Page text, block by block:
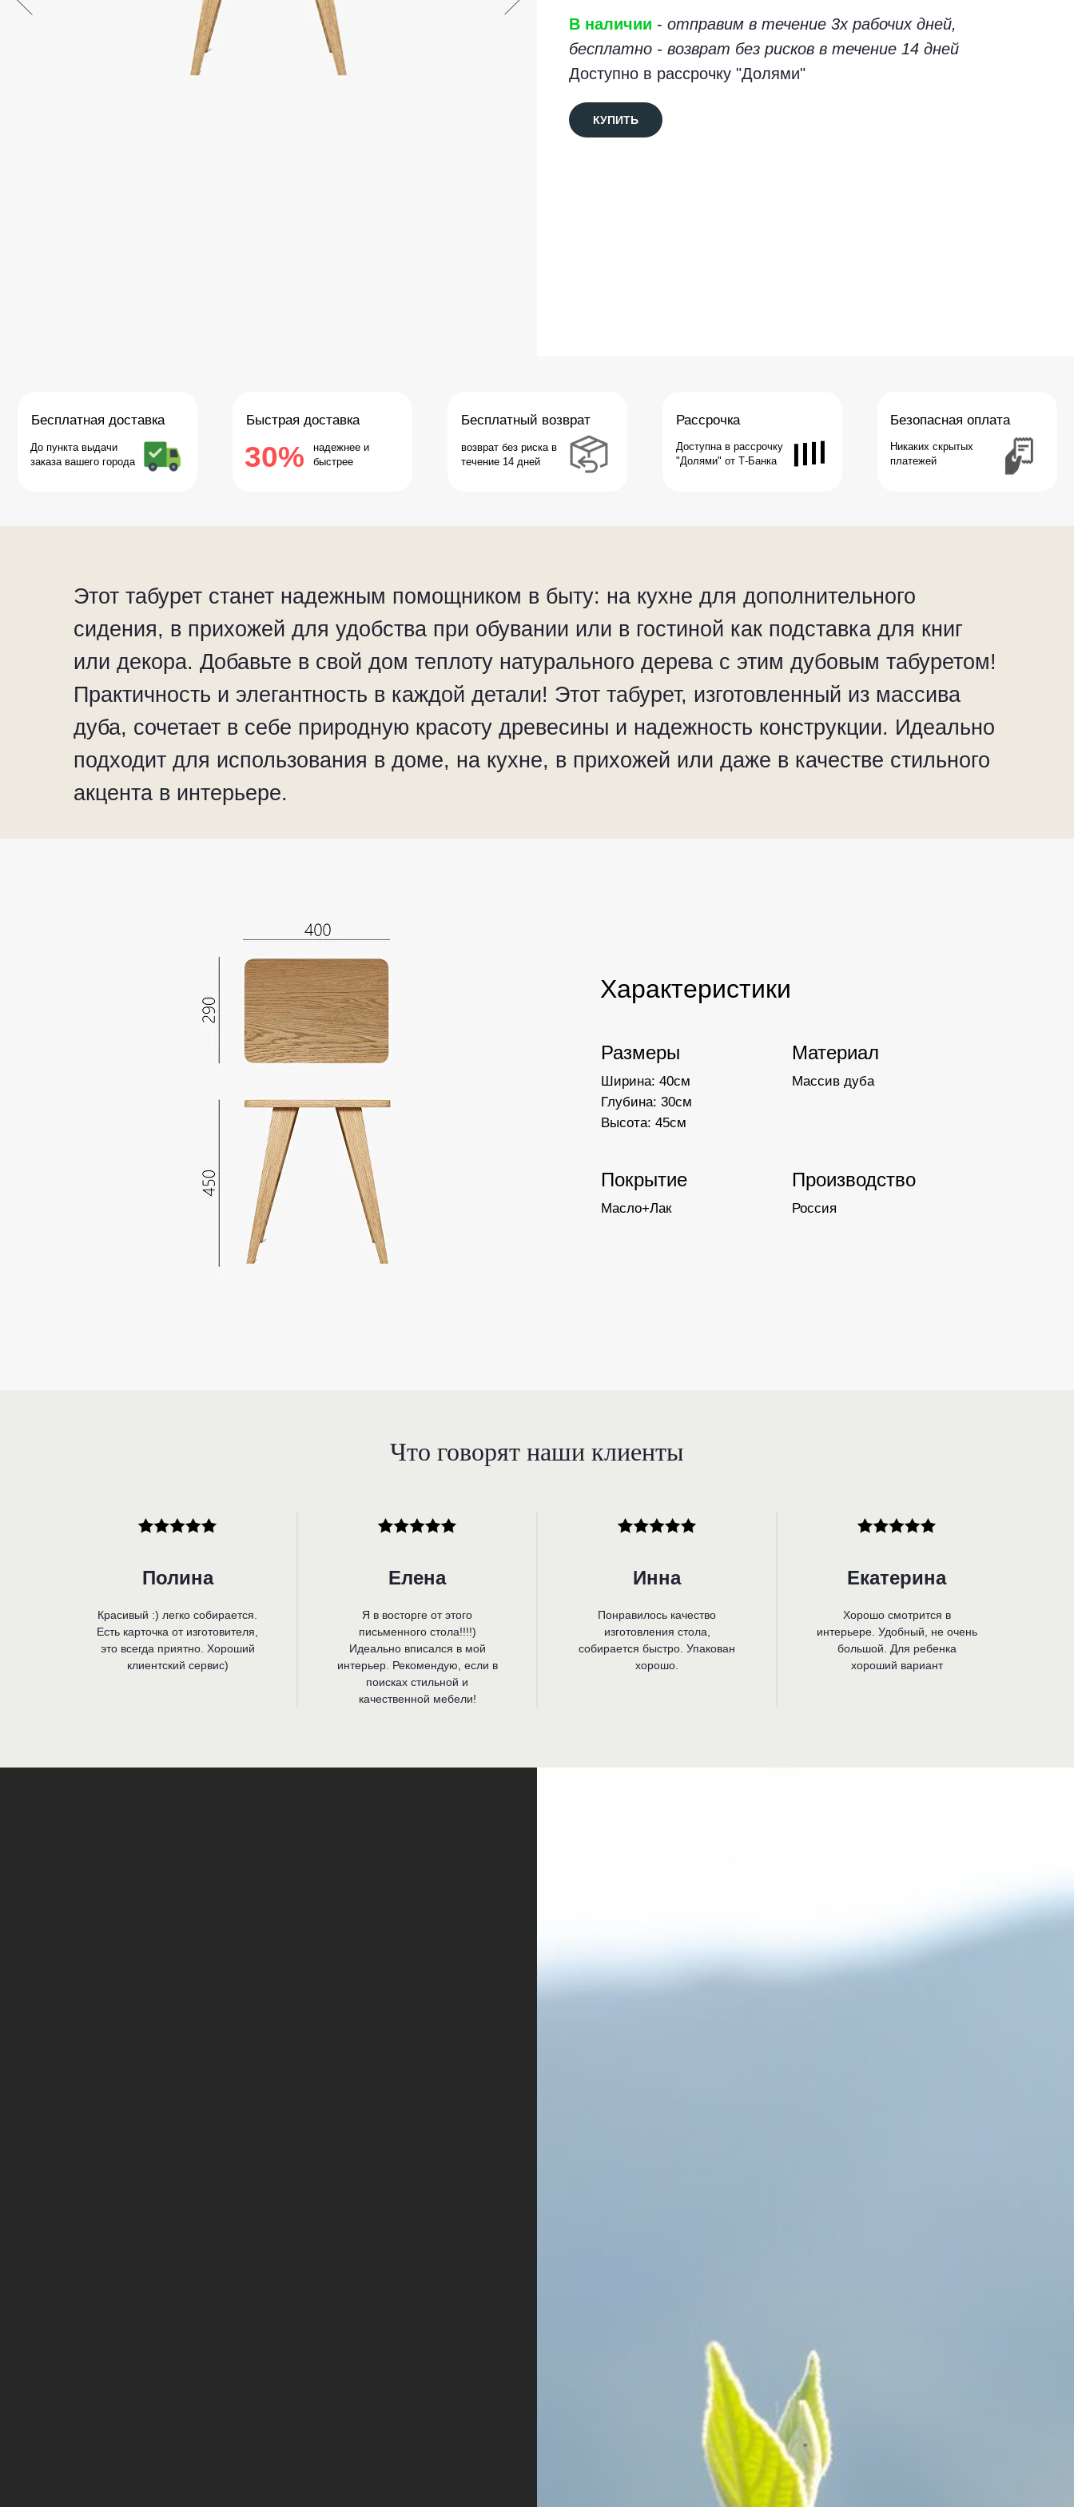
В наличии - отправим в течение 3х рабочих дней,
бесплатно - возврат без рисков в течение 14 дней
Доступно в рассрочку "Долями"
КУПИТЬ
Этот табурет станет надежным помощником в быту: на кухне для дополнительного
сидения, в прихожей для удобства при обувании или в гостиной как подставка для книг
или декора. Добавьте в свой дом теплоту натурального дерева с этим дубовым табуретом!
Практичность и элегантность в каждой детали! Этот табурет, изготовленный из массива
дуба, сочетает в себе природную красоту древесины и надежность конструкции. Идеально
подходит для использования в доме, на кухне, в прихожей или даже в качестве стильного
акцента в интерьере.
Характеристики
Размеры
Ширина: 40см
Глубина: 30см
Высота: 45см
Материал
Массив дуба
Покрытие
Масло+Лак
Производство
Россия
Что говорят наши клиенты
Полина
Красивый :) легко собирается.
Есть карточка от изготовителя,
это всегда приятно. Хороший
клиентский сервис)
Елена
Я в восторге от этого
письменного стола!!!!)
Идеально вписался в мой
интерьер. Рекомендую, если в
поисках стильной и
качественной мебели!
Инна
Понравилось качество
изготовления стола,
собирается быстро. Упакован
хорошо.
Екатерина
Хорошо смотрится в
интерьере. Удобный, не очень
большой. Для ребенка
хороший вариант